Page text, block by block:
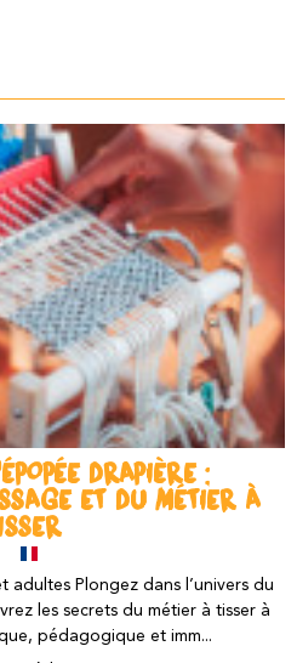
DRAPIÈRE :
ET DU MÉTIER À
Plongez dans l’univers du
les secrets du métier à tisser à
pédagogique et imm...